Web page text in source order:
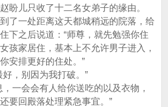
盼儿只收了十二名女弟子的缘由。
一处距离这天都城稍远的院落，给
下之后说道：“师尊，就先勉强你住
孩家居住，基本上不允许男子进入，
安排更好的住处。”
，别因为我打破。”
一会会有人给你送吃的以及衣物，
要回殿落处理紧急事宜。”